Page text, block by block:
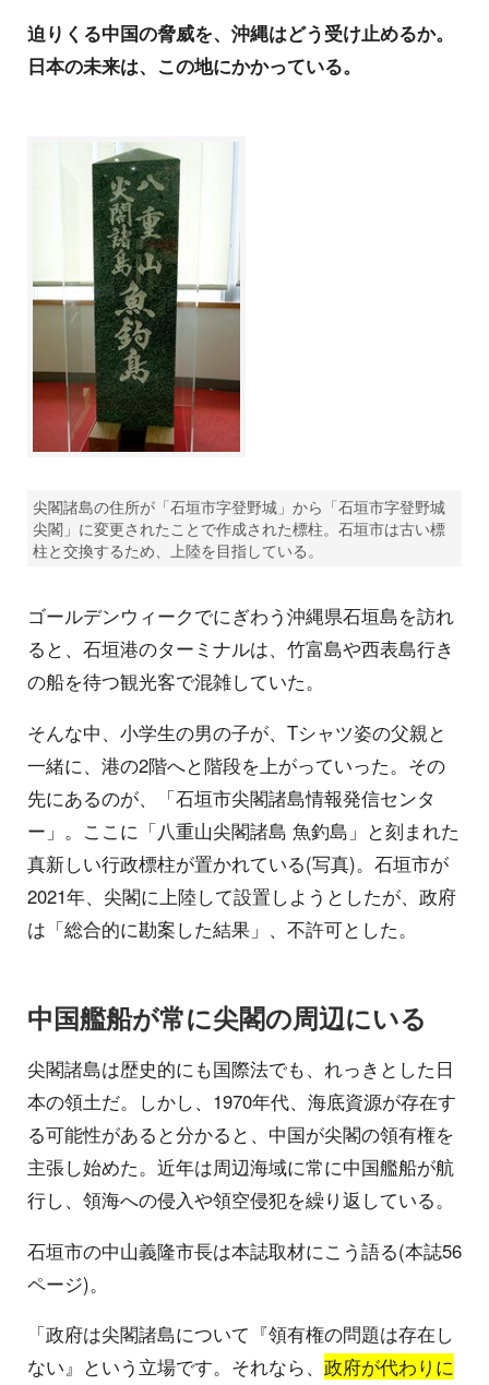
迫りくる中国の脅威を、沖縄はどう受け止めるか。
日本の未来は、この地にかかっている。
尖閣諸島の住所が「石垣市字登野城」から「石垣市字登野城
尖閣」に変更されたことで作成された標柱。石垣市は古い標
柱と交換するため、上陸を目指している。
ゴールデンウィークでにぎわう沖縄県石垣島を訪れ
ると、石垣港のターミナルは、竹富島や西表島行き
の船を待つ観光客で混雑していた。
そんな中、小学生の男の子が、Tシャツ姿の父親と
一緒に、港の2階へと階段を上がっていった。その
先にあるのが、「石垣市尖閣諸島情報発信センタ
ー」。ここに「八重山尖閣諸島 魚釣島」と刻まれた
真新しい行政標柱が置かれている(写真)。石垣市が
2021年、尖閣に上陸して設置しようとしたが、政府
は「総合的に勘案した結果」、不許可とした。
中国艦船が常に尖閣の周辺にいる
尖閣諸島は歴史的にも国際法でも、れっきとした日
本の領土だ。しかし、1970年代、海底資源が存在す
る可能性があると分かると、中国が尖閣の領有権を
主張し始めた。近年は周辺海域に常に中国艦船が航
行し、領海への侵入や領空侵犯を繰り返している。
石垣市の中山義隆市長は本誌取材にこう語る(本誌56
ページ)。
「政府は尖閣諸島について『領有権の問題は存在し
ない』という立場です。それなら、 政府が代わりに